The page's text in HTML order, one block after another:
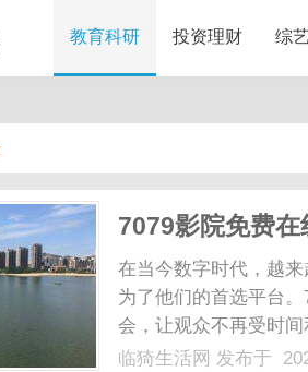
教育科研 投资理财 综
7079影院免费
在当今数字时代，越
为了他们的首选平台
会，让观众不再受时
量最受欢迎的电视剧
临猗生活网 发布于